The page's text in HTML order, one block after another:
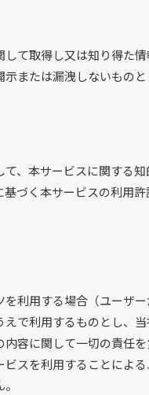
て取得し又は知り得た
または漏洩しないもの
て、本サービスに関する
づく本サービスの利用
を利用する場合（ユーザ
えで利用するものとし、
内容に関して一切の責任
スを利用することによ